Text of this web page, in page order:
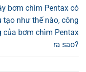
bơm chìm Pentax có
tạo như thế nào, công
của bơm chìm Pentax
ra sao?